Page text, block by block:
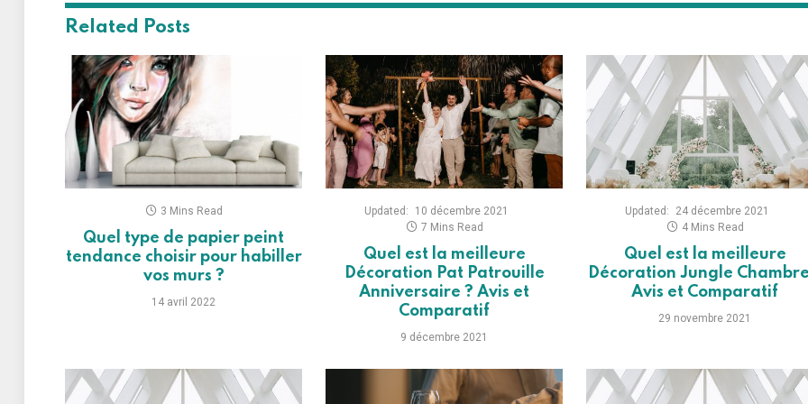
Related Posts
3 Mins Read
Quel type de papier peint
tendance choisir pour habiller
vos murs ?
14 avril 2022
Updated:
10 décembre 2021
7 Mins Read
Quel est la meilleure
Décoration Pat Patrouille
Anniversaire ? Avis et
Comparatif
9 décembre 2021
Updated:
24 décembre 2021
4 Mins Read
Quel est la meilleure
Décoration Jungle
Avis et Comparatif
29 novembre 2021